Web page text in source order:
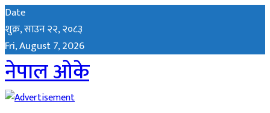
Date
शुक्र, साउन २२, २०८३
Fri, August 7, 2026
नेपाल ओके